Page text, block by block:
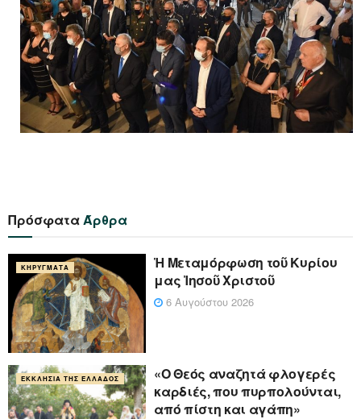
ΠρόσφαταΆρθρα
ΚΗΡΎΓΜΑΤΑ
Ἡ Μεταμόρφωση τοῦ Κυρίου
μας Ἰησοῦ Χριστοῦ
6 Αυγούστου 2026
ΕΚΚΛΗΣΊΑ ΤΗΣ ΕΛΛΆΔΟΣ
«Ο Θεός αναζητά φλογερές
καρδιές, που πυρπολούνται,
από πίστη και αγάπη»